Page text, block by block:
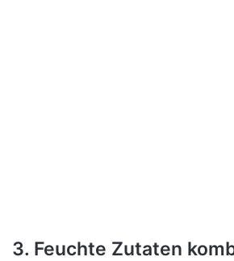
3. Feuchte Zutaten